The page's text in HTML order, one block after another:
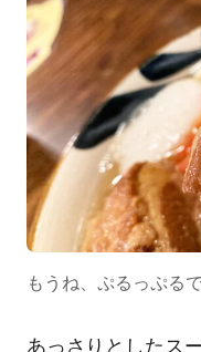
もうね、ぷるっぷる
あっさりとしたス